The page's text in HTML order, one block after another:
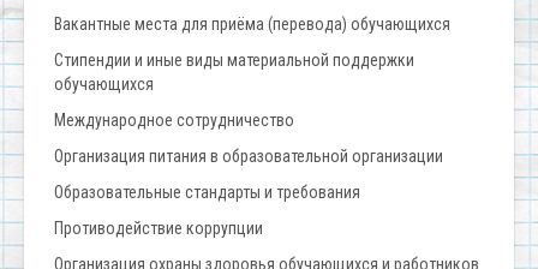
Вакантные места для приёма (перевода) обучающихся
Стипендии и иные виды материальной поддержки
обучающихся
Международное сотрудничество
Организация питания в образовательной организации
Образовательные стандарты и требования
Противодействие коррупции
Организация охраны здоровья обучающихся и работников